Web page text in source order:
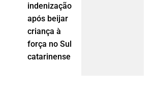
indenização
após beijar
criança à
força no Sul
catarinense